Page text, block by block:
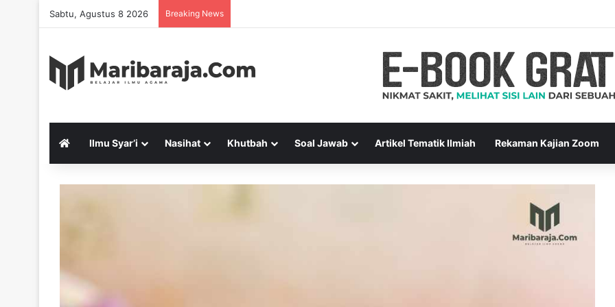
Sabtu, Agustus 8 2026 Breaking News
Ilmu Syar’i Nasihat Khutbah Soal Jawab Artikel Tematik Ilmiah Rekaman Kajian Zoom